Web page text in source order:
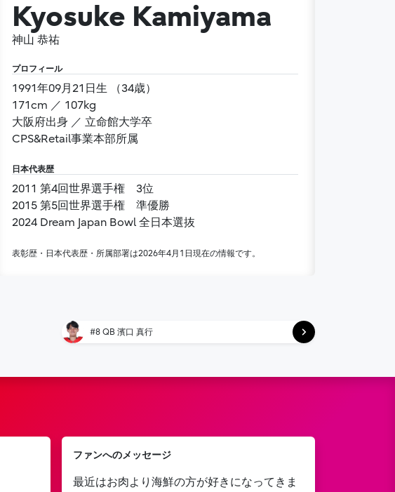
Kyosuke Kamiyama
神山 恭祐
プロフィール
1991年09月21日生 （34歳）
171cm ／ 107kg
大阪府出身 ／ 立命館大学卒
CPS&Retail事業本部所属
日本代表歴
2011 第4回世界選手権 3位
2015 第5回世界選手権 準優勝
2024 Dream Japan Bowl 全日本選抜
表彰歴・日本代表歴・所属部署は2026年4月1日現在の情報です。
#8 QB 濱口 真行
ファンへのメッセージ
最近はお肉より海鮮の方が好きになってきま